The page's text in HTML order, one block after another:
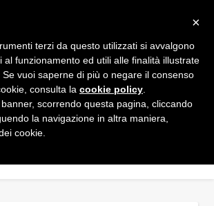
×
terzi da questo utilizzati si avvalgono
al funzionamento ed utili alle finalità illustrate
Se vuoi saperne di più o negare il consenso
consulta la cookie policy
scorrendo questa pagina, cliccando
la navigazione in altra maniera,
cookie.